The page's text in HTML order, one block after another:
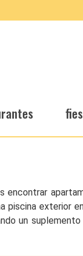
encontrar
piscina exterior
un